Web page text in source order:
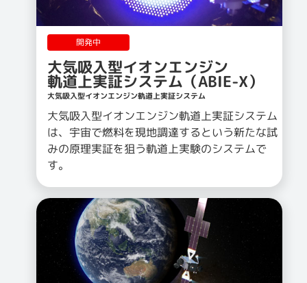
開発中
大気吸入型イオンエンジン
軌道上実証システム（ABIE-X）
大気吸入型イオンエンジン軌道上実証システム
大気吸入型イオンエンジン軌道上実証システム
は、宇宙で燃料を現地調達するという新たな試
みの原理実証を狙う軌道上実験のシステムで
す。